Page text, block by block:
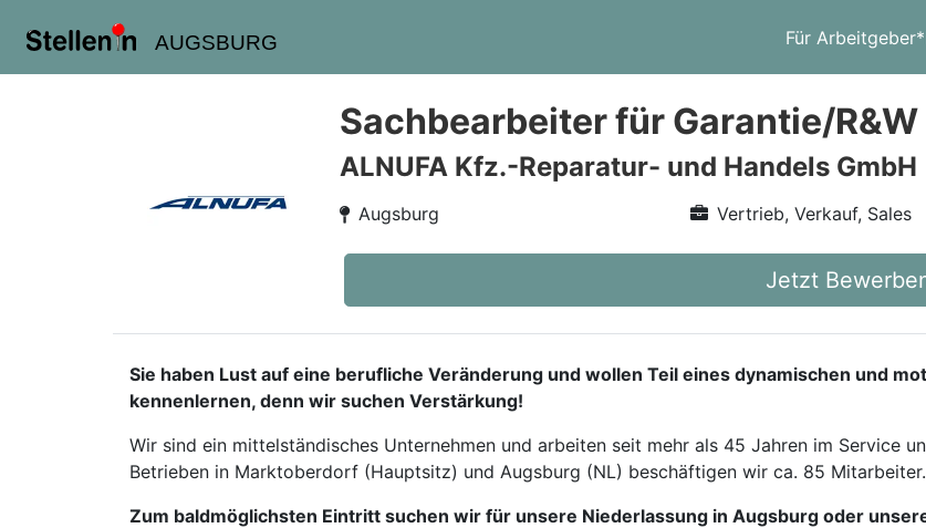
AUGSBURG Für
Sachbearbeiter für Garantie/
ALNUFA Kfz.-Reparatur- und Handels GmbH
Augsburg Vertrieb, Verkauf, Sales
Jetzt
Sie haben Lust auf eine berufliche Veränderung und wollen Teil eines dynamischen und
kennenlernen, denn wir suchen Verstärkung!
Wir sind ein mittelständisches Unternehmen und arbeiten seit mehr als 45 Jahren im Service
Betrieben in Marktoberdorf (Hauptsitz) und Augsburg (NL) beschäftigen wir ca. 85 Mitarbeiter.
Zum baldmöglichsten Eintritt suchen wir für unsere Niederlassung in Augsburg oder